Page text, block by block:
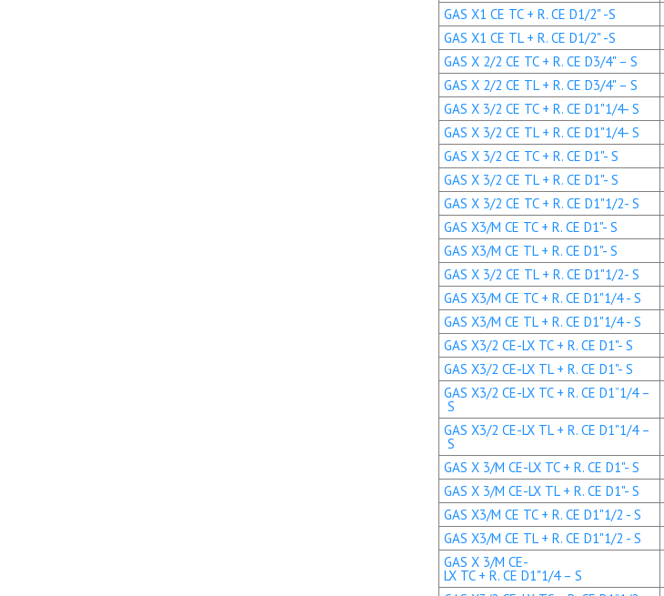
GAS X1 CE TC + R. CE D1/2" -S
GAS X1 CE TL + R. CE D1/2" -S
GAS X 2/2 CE TC + R. CE D3/4" – S
GAS X 2/2 CE TL + R. CE D3/4" – S
GAS X 3/2 CE TC + R. CE D1"1/4- S
GAS X 3/2 CE TL + R. CE D1"1/4- S
GAS X 3/2 CE TC + R. CE D1"- S
GAS X 3/2 CE TL + R. CE D1"- S
GAS X 3/2 CE TC + R. CE D1"1/2- S
GAS X3/M CE TC + R. CE D1"- S
GAS X3/M CE TL + R. CE D1"- S
GAS X 3/2 CE TL + R. CE D1"1/2- S
GAS X3/M CE TC + R. CE D1"1/4 - S
GAS X3/M CE TL + R. CE D1"1/4 - S
GAS X3/2 CE-LX TC + R. CE D1"- S
GAS X3/2 CE-LX TL + R. CE D1"- S
GAS X3/2 CE-LX TC + R. CE D1”1/4 –
S
GAS X3/2 CE-LX TL + R. CE D1"1/4 –
S
GAS X 3/M CE-LX TC + R. CE D1"- S
GAS X 3/M CE-LX TL + R. CE D1"- S
GAS X3/M CE TC + R. CE D1"1/2 - S
GAS X3/M CE TL + R. CE D1"1/2 - S
GAS X 3/M CE-
LX TC + R. CE D1"1/4 – S